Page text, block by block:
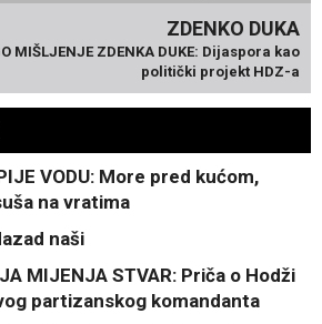
ZDENKO DUKA
MIŠLJENJE ZDENKA DUKE: Dijaspora kao
politički projekt HDZ-a
VODU: More pred kućom,
na vratima
naši
MIJENJA STVAR: Priča o Hodži
partizanskog komandanta